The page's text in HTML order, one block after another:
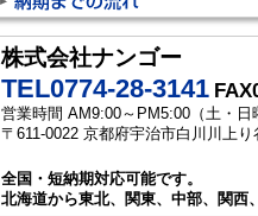
株式会社ナンゴー
TEL0774-28-3141
営業時間 AM9:00～PM5:00（土・日
〒611-0022 京都府宇治市白川川上り
全国・短納期対応可能です。
北海道から東北、関東、中部、関西